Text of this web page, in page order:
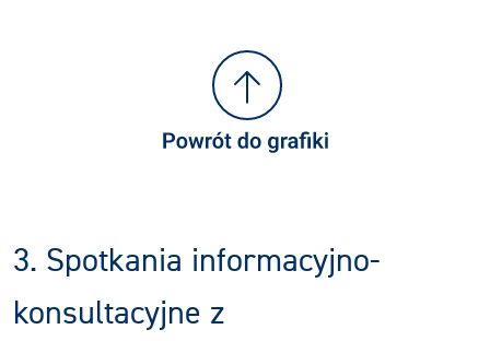
3. Spotkania informacyjno-
konsultacyjne z